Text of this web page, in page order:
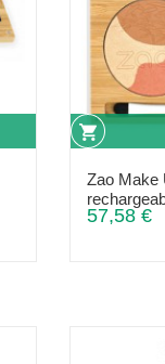
Zao Make
57,58 €